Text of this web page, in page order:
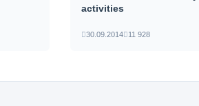
activities
30.09.2014 11 928